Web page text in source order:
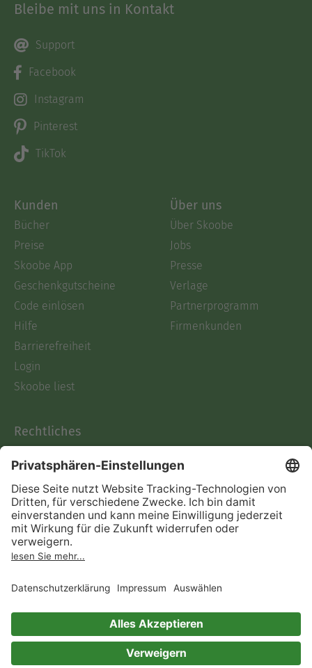
Bleibe mit uns in Kontakt
Support
Facebook
Instagram
Pinterest
TikTok
Kunden
Bücher
Preise
Skoobe App
Geschenkgutscheine
Code einlösen
Hilfe
Barrierefreiheit
Login
Skoobe liest
Über uns
Über Skoobe
Jobs
Presse
Verlage
Partnerprogramm
Firmenkunden
Rechtliches
AGB
Informationen nach Data
Act
Verträge hier kündigen
Impressum
Immer ein gutes Buch